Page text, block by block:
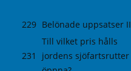
229 Belönade uppsatser II
231
Till vilket pris hålls
jordens sjöfartsrutter